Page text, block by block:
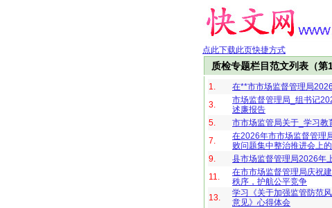
点此下载此页快捷方式
质检专题栏目范文列表（第1
1. 在**市市场监督管理局
3.
市场监督管理局_组书记
述廉报告
5.
市市场监管局关于_学习教
7.
在2026年市市场监督管理
败问题集中整治推进会上
9.
县市场监督管理局2026年
11.
在市市场监督管理局庆祝
秩序，护航公平竞争
13.
学习《关于加强监管防范
意见》心得体会